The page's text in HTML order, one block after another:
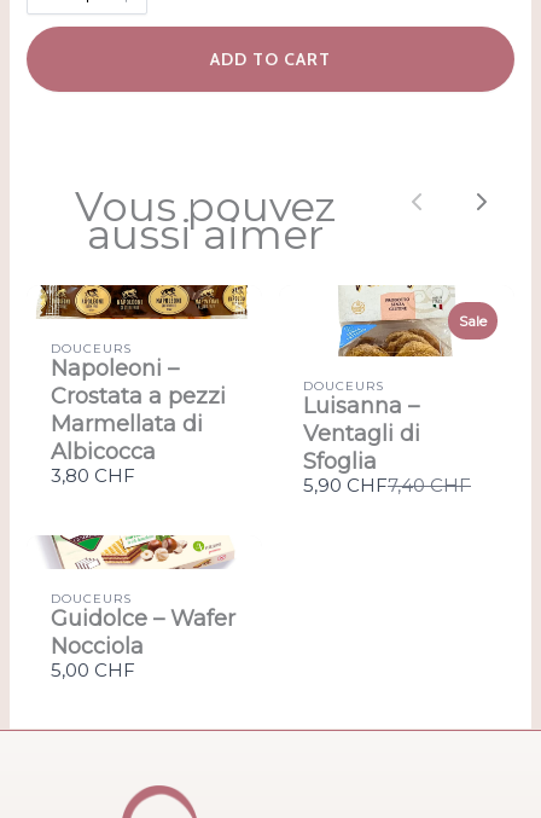
ADD TO CART
Vous pouvez
aussi aimer Previous
Next
DOUCEURS
Napoleoni –
Crostata a pezzi
Marmellata di
Albicocca
3,80 CHF
Sale
DOUCEURS
Luisanna –
Ventagli di
Sfoglia
5,90 CHFCompare
7,40 CHF
DOUCEURS
Guidolce – Wafer
Nocciola
5,00 CHF